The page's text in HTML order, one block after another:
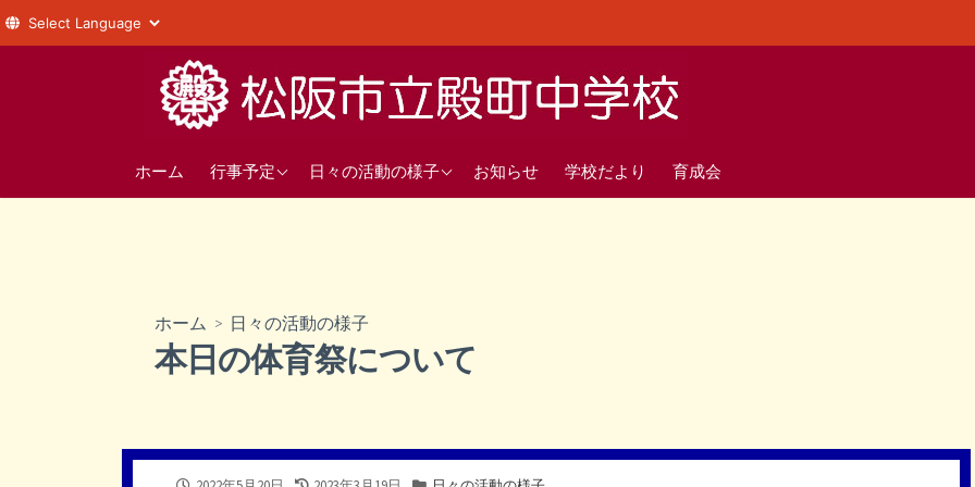
へ
ホーム 行事予定
年間の行事予定日々の活動の様子
1年
生徒会
お知らせ 学校だより 育成会
ホーム > 日々の活動の様子
本日の体育祭について
公
最
カ